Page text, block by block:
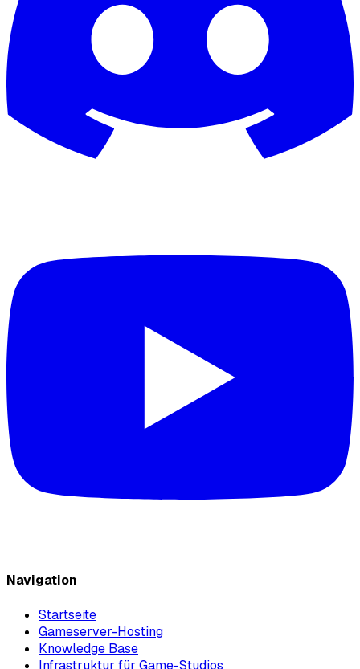
Navigation
Startseite
Gameserver-Hosting
Knowledge Base
Infrastruktur für Game-Studios